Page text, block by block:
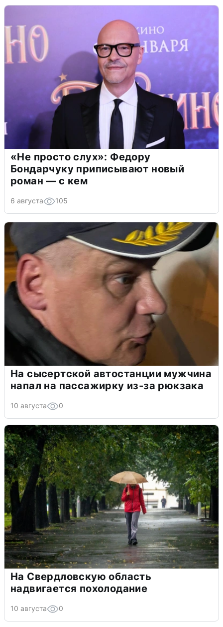
«Не просто слух»: Федору
Бондарчуку приписывают новый
роман — с кем
6 августа 105
На сысертской автостанции мужчина
напал на пассажирку из-за рюкзака
10 августа 0
На Свердловскую область
надвигается похолодание
10 августа 0